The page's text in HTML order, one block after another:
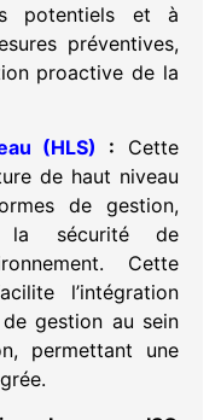
potentiels et à
préventives,
proactive de la
(HLS)
: Cette
de haut niveau
de gestion,
la sécurité de
Cette
l’intégration
gestion au sein
permettant une